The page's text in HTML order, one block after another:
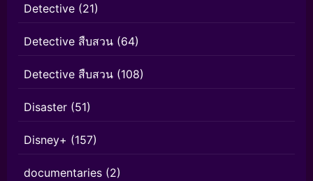
Detective (21)
Detective สืบสวน (64)
Detective สืบสวน (108)
Disaster (51)
Disney+ (157)
documentaries (2)